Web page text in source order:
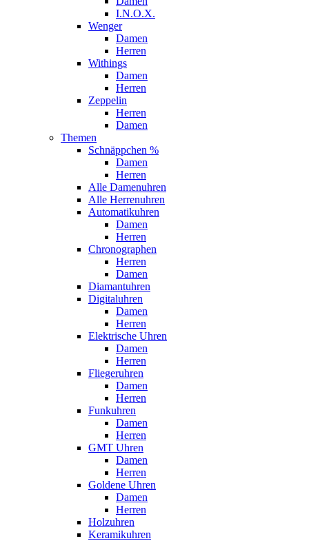
I.N.O.X.
Wenger
Damen
Herren
Withings
Damen
Herren
Zeppelin
Herren
Damen
Themen
Schnäppchen %
Damen
Herren
Alle Damenuhren
Alle Herrenuhren
Automatikuhren
Damen
Herren
Chronographen
Herren
Damen
Diamantuhren
Digitaluhren
Damen
Herren
Elektrische Uhren
Damen
Herren
Fliegeruhren
Damen
Herren
Funkuhren
Damen
Herren
GMT Uhren
Damen
Herren
Goldene Uhren
Damen
Herren
Holzuhren
Keramikuhren